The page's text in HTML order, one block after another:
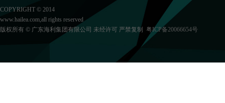
COPYRIGHT © 2014
www.hailea.com,all rights reserved
版权所有 © 广东海利集团有限公司 未经许可 严禁复制 粤ICP备20066654号